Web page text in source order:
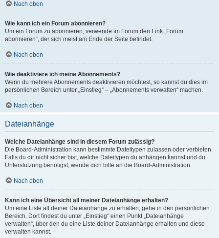
Nach oben
Wie kann ich ein Forum abonnieren?
Um ein Forum zu abonnieren, verwende im Forum den Link „Forum
abonnieren“, der sich meist am Ende der Seite befindet.
Nach oben
Wie deaktiviere ich meine Abonnements?
Wenn du mehrere Abonnements deaktivieren möchtest, so kannst du dies im
persönlichen Bereich unter „Einstieg“ – „Abonnements verwalten“ machen.
Nach oben
Dateianhänge
Welche Dateianhänge sind in diesem Forum zulässig?
Die Board-Administration kann bestimmte Dateitypen zulassen oder verbieten.
Falls du dir nicht sicher bist, welche Dateitypen du anhängen kannst und du
Unterstützung benötigst, wende dich bitte an die Board-Administration.
Nach oben
Kann ich eine Übersicht all meiner Dateianhänge erhalten?
Um eine Liste all deiner Dateianhänge zu erhalten, gehe in den persönlichen
Bereich. Dort findest du unter „Einstieg“ einen Punkt „Dateianhänge
verwalten“, über den du eine Liste deiner Dateianhänge erhalten und diese
verwalten kannst.